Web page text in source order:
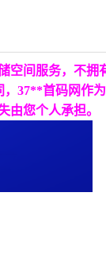
间服务，不
37**首码网作
由您个人承担。